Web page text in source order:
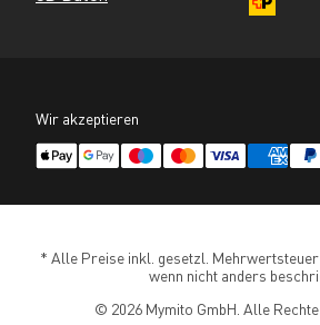
Wir akzeptieren
* Alle Preise inkl. gesetzl. Mehrwertsteuer
wenn nicht anders
© 2026 Mymito GmbH. Alle